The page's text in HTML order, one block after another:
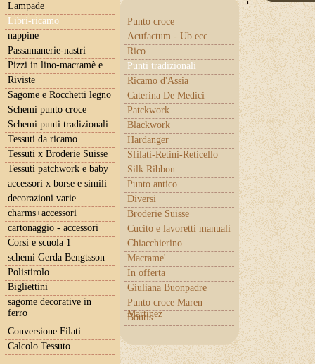
Lampade
Libri-ricamo
Punto croce
Acufactum - Ub ecc
Rico
Punti tradizionali
Ricamo d'Assia
Caterina De Medici
Patckwork
Blackwork
Hardanger
Sfilati-Retini-Reticello
Silk Ribbon
Punto antico
Diversi
Broderie Suisse
Cucito e lavoretti manuali
Chiacchierino
Macrame'
In offerta
Giuliana Buonpadre
Punto croce Maren
Martinez
Boutis
nappine
Passamanerie-nastri
Pizzi in lino-macramè e..
Riviste
Sagome e Rocchetti legno
Schemi punto croce
Schemi punti tradizionali
Tessuti da ricamo
Tessuti x Broderie Suisse
Tessuti patchwork e baby
accessori x borse e simili
decorazioni varie
charms+accessori
cartonaggio - accessori
Corsi e scuola 1
schemi Gerda Bengtsson
Polistirolo
Bigliettini
sagome decorative in
ferro
Conversione Filati
Calcolo Tessuto